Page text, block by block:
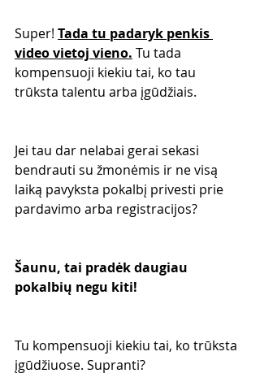
Super! Tada tu padaryk penkis
video vietoj vieno. Tu tada
kompensuoji kiekiu tai, ko tau
trūksta talentu arba įgūdžiais.
Jei tau dar nelabai gerai sekasi
bendrauti su žmonėmis ir ne visą
laiką pavyksta pokalbį privesti prie
pardavimo arba registracijos?
Šaunu, tai pradėk daugiau
pokalbių negu kiti!
Tu kompensuoji kiekiu tai, ko trūksta
įgūdžiuose. Supranti?